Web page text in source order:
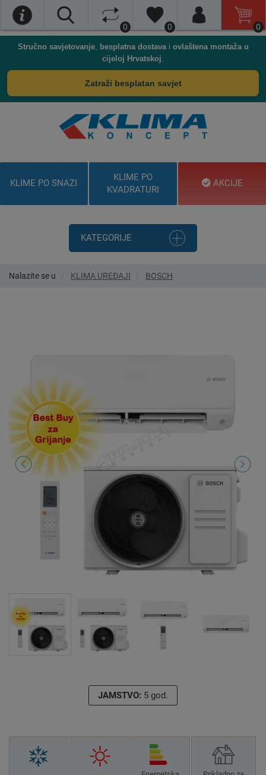
0 0 0
Stručno savjetovanje, besplatna dostavai ovlaštena montaža u
cijeloj Hrvatskoj.
Zatraži besplatan savjet
KLIME PO SNAZI
KLIME PO
KVADRATURI
AKCIJE
KATEGORIJE
Nalazite se u KLIMA UREĐAJI BOSCH
JAMSTVO: 5 god.